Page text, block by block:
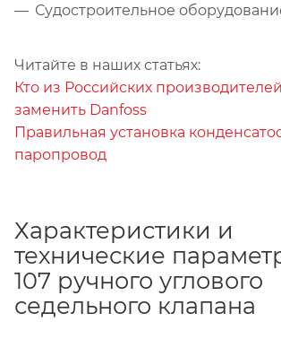
Судостроительное
Читайте в наших статьях:
Кто из Российских
заменить Danfoss
Правильная установка
паропровод
Характеристики и
технические
107 ручного углового
седельного клапана